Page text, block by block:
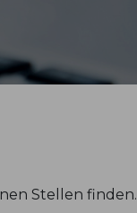
Stellen finden.